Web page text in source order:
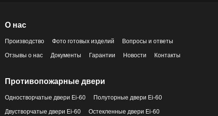
О нас
Производство Фото готовых изделий Вопросы и ответы
Отзывы о нас Документы Гарантии Новости Контакты
Противопожарные двери
Одностворчатые двери Ei-60 Полуторные двери Ei-60
Двустворчатые двери Ei-60 Остекленные двери Ei-60